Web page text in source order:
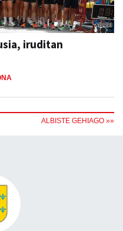
iruditan
ALBISTE GEHIAGO »»